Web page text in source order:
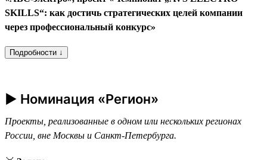
SKILLS“: как достичь стратегических целей компании
через профессиональный конкурс»
Подробности ↓
► Номинация «Регион»
Проекты, реализованные в одном или нескольких регионах
России, вне Москвы и Санкт-Петербурга.